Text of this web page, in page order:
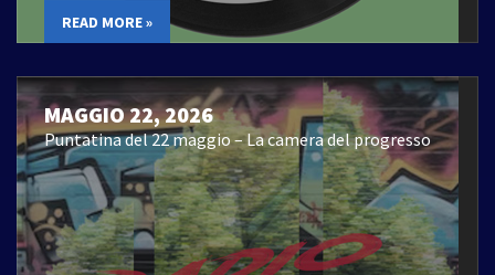
READ MORE »
MAGGIO 22, 2026
Puntatina del 22 maggio – La camera del progresso